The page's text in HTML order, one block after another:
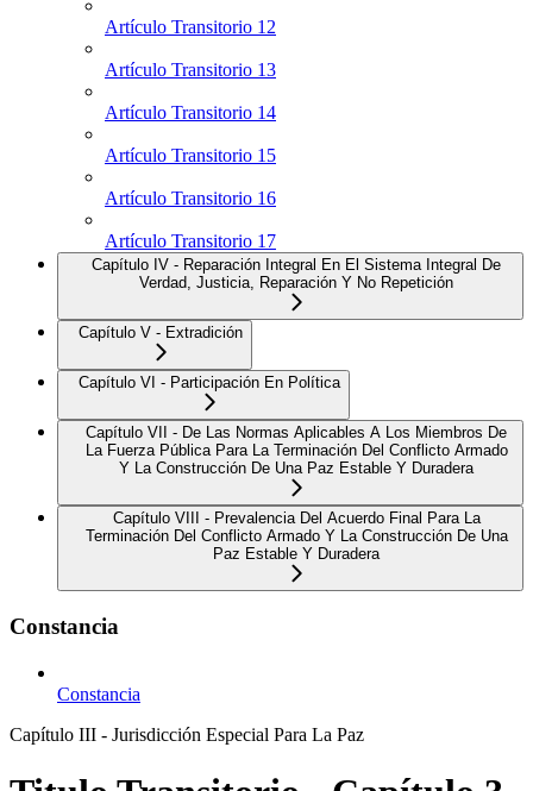
Artículo Transitorio 12
Artículo Transitorio 13
Artículo Transitorio 14
Artículo Transitorio 15
Artículo Transitorio 16
Artículo Transitorio 17
Capítulo IV - Reparación Integral En El Sistema Integral De
Verdad, Justicia, Reparación Y No Repetición
Capítulo V - Extradición
Capítulo VI - Participación En Política
Capítulo VII - De Las Normas Aplicables A Los Miembros De
La Fuerza Pública Para La Terminación Del Conflicto Armado
Y La Construcción De Una Paz Estable Y Duradera
Capítulo VIII - Prevalencia Del Acuerdo Final Para La
Terminación Del Conflicto Armado Y La Construcción De Una
Paz Estable Y Duradera
Constancia
Constancia
Capítulo III - Jurisdicción Especial Para La Paz